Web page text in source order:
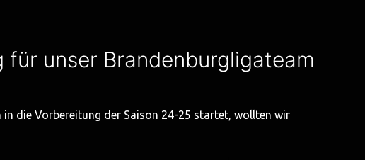
für unser Brandenburgligateam
in die Vorbereitung der Saison 24-25 startet, wollten wir